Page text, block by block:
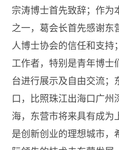
宗涛博士首先致辞；作为
之一，葛会长首先感谢东
人博士协会的信任和支持
工作者，特别是青年博士
台进行展示及自由交流；
口，比照珠江出海口广州
海，东营市将来具有成为
是创新创业的理想城市，